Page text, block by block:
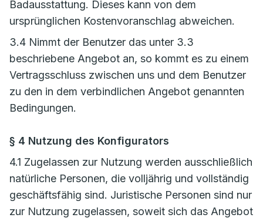
Badausstattung. Dieses kann von dem
ursprünglichen Kostenvoranschlag abweichen.
3.4 Nimmt der Benutzer das unter 3.3
beschriebene Angebot an, so kommt es zu einem
Vertragsschluss zwischen uns und dem Benutzer
zu den in dem verbindlichen Angebot genannten
Bedingungen.
§ 4 Nutzung des Konfigurators
4.1 Zugelassen zur Nutzung werden ausschließlich
natürliche Personen, die volljährig und vollständig
geschäftsfähig sind. Juristische Personen sind nur
zur Nutzung zugelassen, soweit sich das Angebot